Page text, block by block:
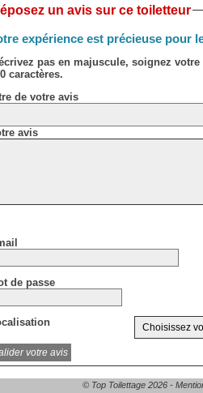
un avis sur ce toiletteur
expérience est précieuse pour
pas en majuscule, soignez
caractères.
de votre avis
avis
de passe
© Top Toilettage 2026 -